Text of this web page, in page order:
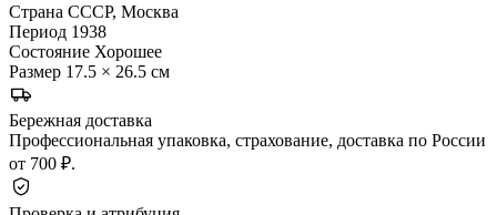
Страна СССР, Москва
Период 1938
Состояние Хорошее
Размер 17.5 × 26.5 см
Бережная доставка
Профессиональная упаковка, страхование, доставка по России
от 700 ₽.